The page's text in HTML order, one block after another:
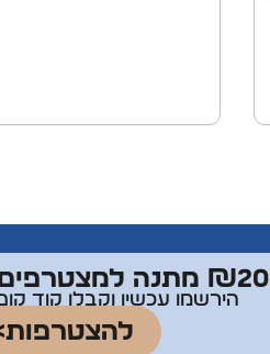
₪20 מתנה למצטרפים לחברי מועדון
הירשמו עכשיו וקבלו קוד